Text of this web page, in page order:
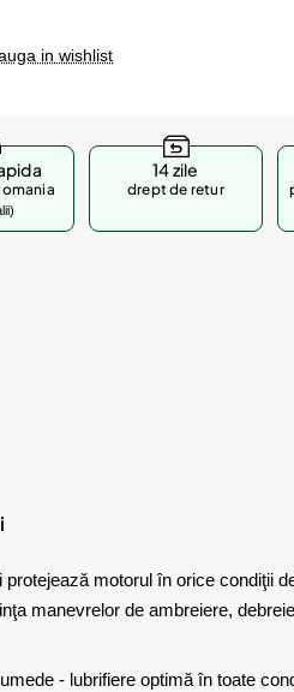
in wishlist
14 zile
drept de retur
motorul în orice condiţii
manevrelor de ambreiere,
- lubrifiere optimă în toate